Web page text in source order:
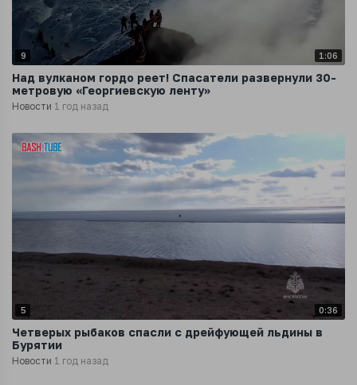
9 1:06
Над вулканом гордо реет! Спасатели развернули 30-
метровую «Георгиевскую ленту»
Новости 1 год назад
5 0:36
Четверых рыбаков спасли с дрейфующей льдины в
Бурятии
Новости 1 год назад